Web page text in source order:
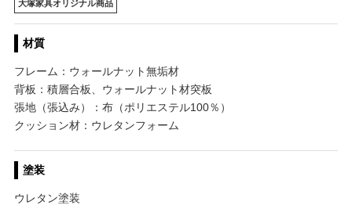
大塚家具オリジナル商品
材質
フレーム：ウォールナット無垢材
背板：積層合板、ウォールナット材突板
張地（張込み）：布（ポリエステル100％）
クッション材：ウレタンフォーム
塗装
ウレタン塗装